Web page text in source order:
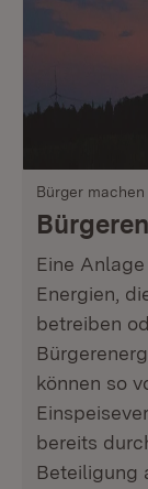
Bürger machen
Eine
Energien,
betreiben
können so
bereits
Beteiligung